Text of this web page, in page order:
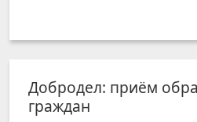
Добродел: приём
граждан